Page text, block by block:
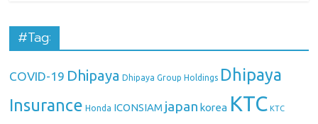
#Tag:
COVID-19 Dhipaya Dhipaya Group Holdings Dhipaya
Insurance Honda ICONSIAM japan korea KTC KTC